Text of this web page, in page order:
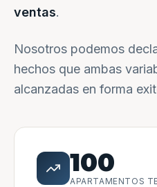
ventas.
Nosotros podemos
hechos que ambas
alcanzadas en forma
100
APARTAMENTOS